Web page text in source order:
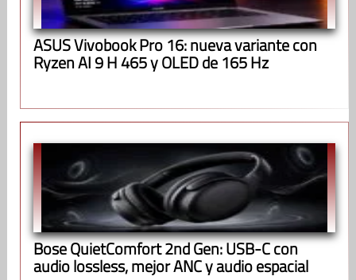
ASUS Vivobook Pro 16: nueva variante con
Ryzen AI 9 H 465 y OLED de 165 Hz
Bose QuietComfort 2nd Gen: USB-C con
audio lossless, mejor ANC y audio espacial